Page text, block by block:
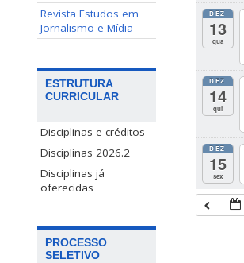
Revista Estudos em
Jornalismo e Mídia
ESTRUTURA
CURRICULAR
Disciplinas e créditos
Disciplinas 2026.2
Disciplinas já
oferecidas
PROCESSO
SELETIVO
DEZ
13
qua
DEZ
14
qui
DEZ
15
sex